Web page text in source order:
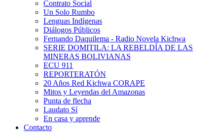
Contrato Social
Un Solo Rumbo
Lenguas Indígenas
Diálogos Públicos
Fernando Daquilema - Radio Novela Kichwa
SERIE DOMITILA: LA REBELDÍA DE LAS
MINERAS BOLIVIANAS
ECU 911
REPORTERATÓN
20 Años Red Kichwa CORAPE
Mitos y Leyendas del Amazonas
Punta de flecha
Laudato Sí
En casa y aprende
Contacto